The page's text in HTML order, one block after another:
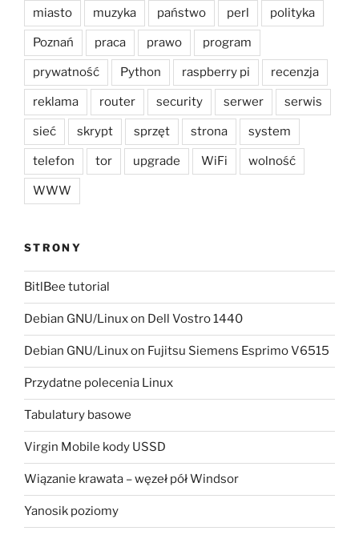
miasto muzyka państwo perl polityka
Poznań praca prawo program
prywatność Python raspberry pi recenzja
reklama router security serwer serwis
sieć skrypt sprzęt strona system
telefon tor upgrade WiFi wolność
WWW
STRONY
BitlBee tutorial
Debian GNU/Linux on Dell Vostro 1440
Debian GNU/Linux on Fujitsu Siemens Esprimo V6515
Przydatne polecenia Linux
Tabulatury basowe
Virgin Mobile kody USSD
Wiązanie krawata – węzeł pół Windsor
Yanosik poziomy